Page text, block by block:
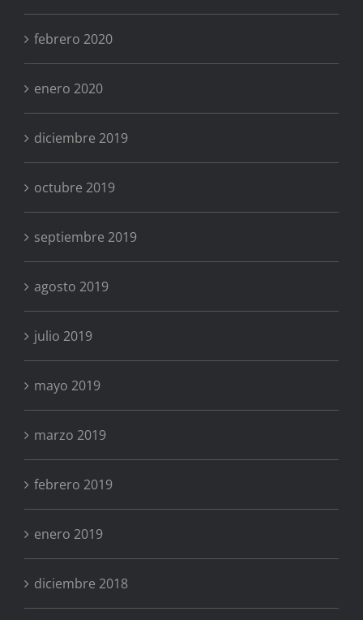
febrero 2020
enero 2020
diciembre 2019
octubre 2019
septiembre 2019
agosto 2019
julio 2019
mayo 2019
marzo 2019
febrero 2019
enero 2019
diciembre 2018